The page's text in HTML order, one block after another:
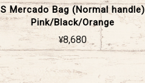
S Mercado Bag (Normal handle)
Pink/Black/Orange
¥8,680